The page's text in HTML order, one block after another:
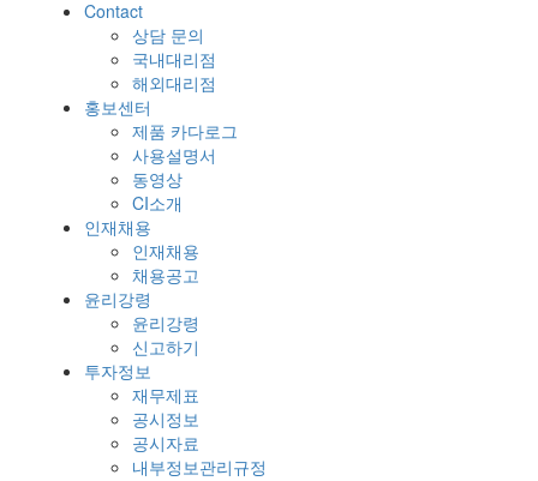
Contact
상담 문의
국내대리점
해외대리점
홍보센터
제품 카다로그
사용설명서
동영상
CI소개
인재채용
인재채용
채용공고
윤리강령
윤리강령
신고하기
투자정보
재무제표
공시정보
공시자료
내부정보관리규정